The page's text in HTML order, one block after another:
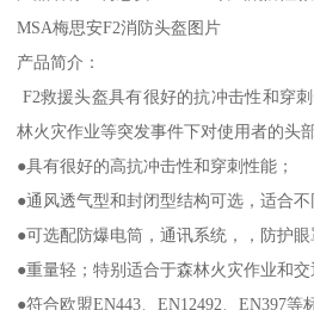
MSA梅思安F2消防头盔图片
产品简介：
F2救援头盔具有很好的抗冲击性和穿
林火灾作业等突发事件下对使用者的头部
●具有很好的高抗冲击性和穿刺性能；
●通风透气型和封闭型结构可选，适合不
●可选配防爆电筒，通讯系统，，防护眼
●重量轻；特别适合于森林火灾作业和交
●符合欧盟EN443、EN12492、EN397等